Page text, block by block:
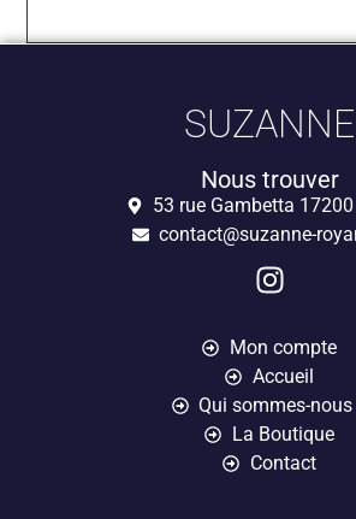
SUZANNE
Nous trouver
53 rue Gambetta
contact@suzanne-
Mon compte
Accueil
Qui sommes-nous
La Boutique
Contact